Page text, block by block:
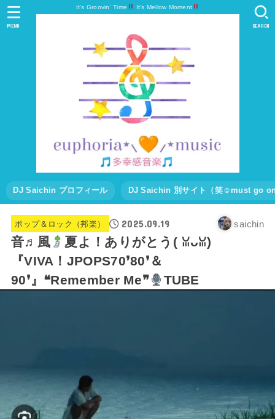
It's Groovin' Time It's Mellow Moment
DJ Saichin プロフィール DJ Saichin 別サイト（笑☺must go
SEARCH
MENU
ポップ＆ロック（邦楽） 2025.09.19 saichin
音♬風
夏よ！ありがとう(⁠ ⁠ꈍ⁠ᴗ⁠ꈍ⁠)
『VIVA！JPOPS70❜80❜＆
90❜』❝Remember Me❞
TUBE